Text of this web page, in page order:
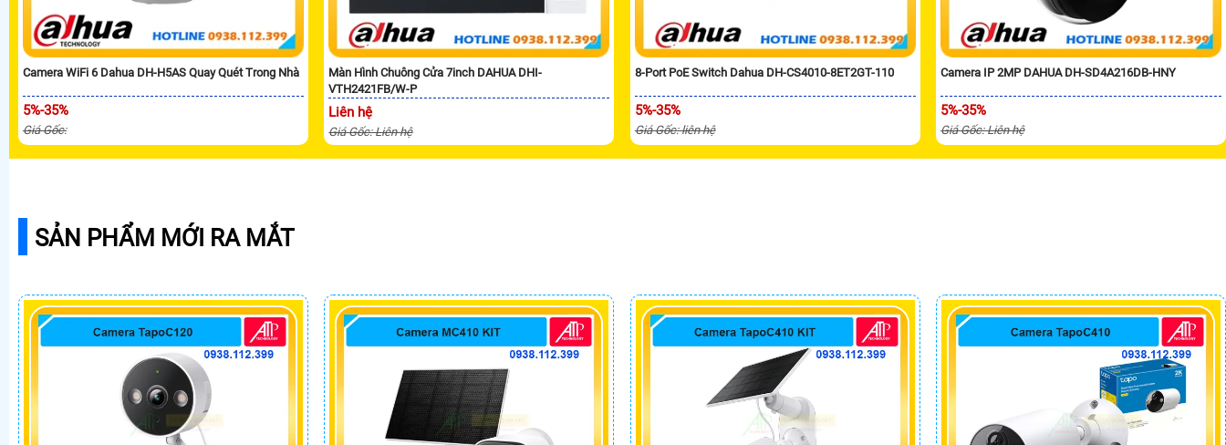
Camera WiFi 6 Dahua DH-H5AS Quay Quét Trong Nhà
5%-35%
Giá Gốc:
Màn Hình Chuông Cửa 7inch DAHUA DHI-
VTH2421FB/W-P
Liên hệ
Giá Gốc: Liên hệ
8-Port PoE Switch Dahua DH-CS4010-8ET2GT-110
5%-35%
Giá Gốc: liên hệ
Camera IP 2MP DAHUA DH-SD4A216DB-HNY
5%-35%
Giá Gốc: Liên hệ
SẢN PHẨM MỚI RA MẮT